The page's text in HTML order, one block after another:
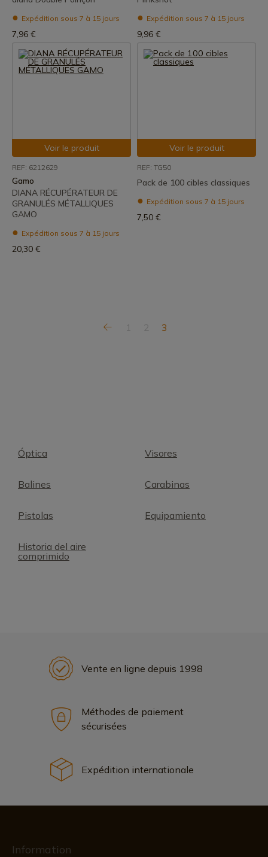
Expédition sous 7 à 15 jours
7,96 €
Expédition sous 7 à 15 jours
9,96 €
Voir le produit
REF: 6212629
Gamo
DIANA RÉCUPÉRATEUR DE
GRANULÉS MÉTALLIQUES
GAMO
Expédition sous 7 à 15 jours
20,30 €
Voir le produit
REF: TG50
Pack de 100 cibles classiques
Expédition sous 7 à 15 jours
7,50 €
1 2 3
Óptica Visores
Balines Carabinas
Pistolas Equipamiento
Historia del aire
comprimido
Vente en ligne depuis 1998
Méthodes de paiement
sécurisées
Expédition internationale
Information